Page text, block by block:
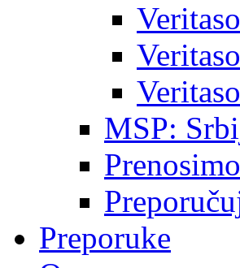
MSP:
Prenosimo
Preporuke